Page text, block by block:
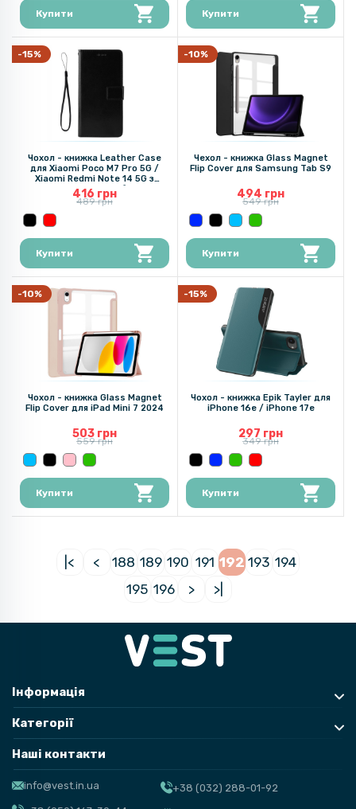
Купити Купити
-15%
Чохол - книжка Leather Case
для Xiaomi Poco M7 Pro 5G /
Xiaomi Redmi Note 14 5G з
магнітною застібкою
416 грн
489 грн
Купити
-10%
Чехол - книжка Glass Magnet
Flip Cover для Samsung Tab S9
494 грн
549 грн
Купити
-10%
Чохол - книжка Glass Magnet
Flip Cover для iPad Mini 7 2024
503 грн
559 грн
Купити
-15%
Чохол - книжка Epik Tayler для
iPhone 16e / iPhone 17e
297 грн
349 грн
Купити
|< < 188 189 190 191 192 193 194
195 196 > >|
Інформація
Категорії
Наші контакти
info@vest.in.ua +38 (032) 288-01-92